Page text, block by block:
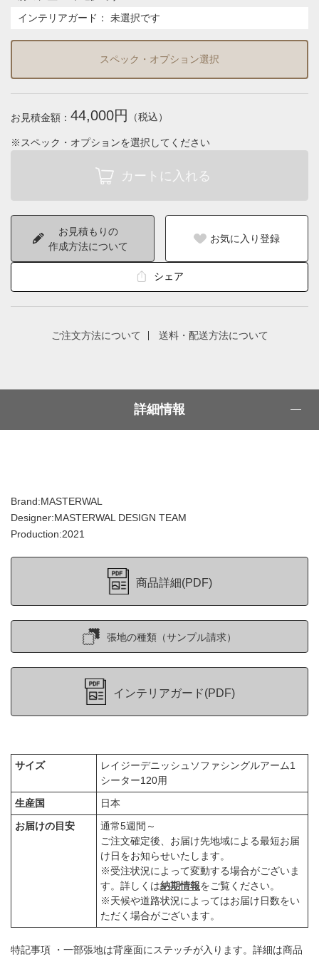
インテリアガード ： 未選択です
スペック・オプション選択
お見積金額： 44,000円 （税込）
※スペック・オプションを選択してください
お見積もりの
作成方法について
お気に入り登録
シェア
ご注文方法について 送料・配送方法について
詳細情報
Brand:MASTERWAL
Designer:MASTERWAL DESIGN TEAM
Production:2021
商品詳細(PDF)
張地の種類（サンプル請求）
インテリアガード(PDF)
サイズ
レイジーデニッシュソファシングルアーム1
シーター120用
生産国
日本
お届けの目安
通常5週間～
ご注文確定後、お届け先地域による最短お届
け日をお知らせいたします。
※受注状況によって変動する場合がございま
す。詳しくは納期情報をご覧ください。
※天候や道路状況によってはお届け日数をい
ただく場合がございます。
特記事項 ・一部張地は背座面にステッチが入ります。詳細は商品